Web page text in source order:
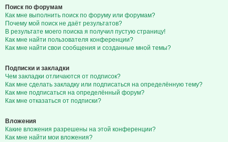
Поиск по форумам
Как мне выполнить поиск по форуму или форумам?
Почему мой поиск не даёт результатов?
В результате моего поиска я получил пустую страницу!
Как мне найти пользователя конференции?
Как мне найти свои сообщения и созданные мной темы?
Подписки и закладки
Чем закладки отличаются от подписок?
Как мне сделать закладку или подписаться на определённую тему?
Как мне подписаться на определённый форум?
Как мне отказаться от подписки?
Вложения
Какие вложения разрешены на этой конференции?
Как мне найти мои вложения?